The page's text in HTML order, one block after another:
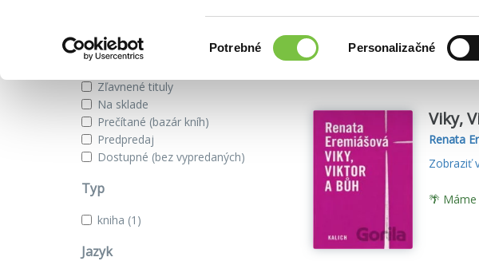
súhlasu
Potrebné Personalizačné
Zobraziť iba
Zľavnené tituly
Na sklade
Prečítané (bazár kníh)
Predpredaj
Dostupné (bez vypredaných)
Typ
kniha (1)
Jazyk
Našli sme
Viky,
Renata
Zobraziť
🌴